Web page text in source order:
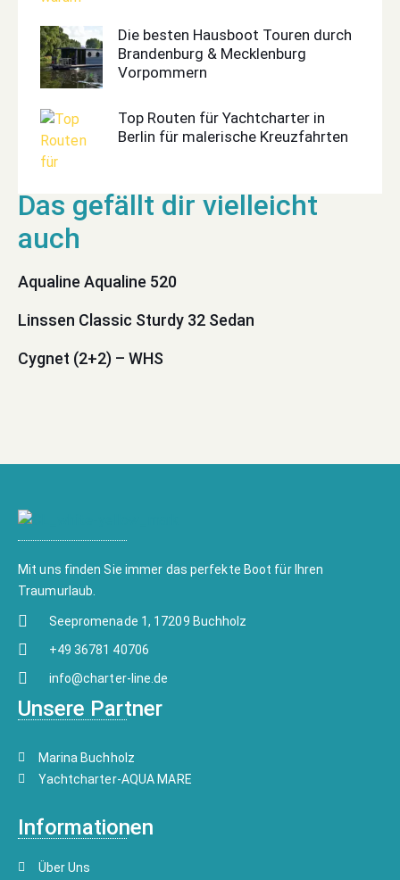
Die besten Hausboot Touren durch
Brandenburg & Mecklenburg
Vorpommern
Top Routen für Yachtcharter in
Berlin für malerische Kreuzfahrten
Aqualine Aqualine 520
Linssen Classic Sturdy 32 Sedan
Cygnet (2+2) – WHS
Mit uns finden Sie immer das perfekte Boot für Ihren
Traumurlaub.
Seepromenade 1, 17209 Buchholz
+49 36781 40706
info@charter-line.de
Unsere Partner
Marina Buchholz
Yachtcharter-AQUA MARE
Informationen
Über Uns